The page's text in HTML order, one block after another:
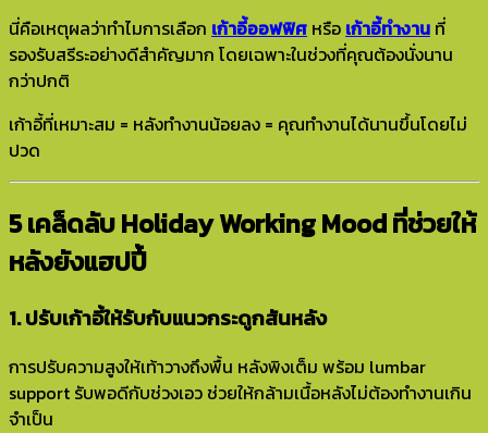
นี่คือเหตุผลว่าทำไมการเลือก เก้าอี้ออฟฟิศ หรือ เก้าอี้ทำงาน ที่
รองรับสรีระอย่างดีสำคัญมาก โดยเฉพาะในช่วงที่คุณต้องนั่งนาน
กว่าปกติ
เก้าอี้ที่เหมาะสม = หลังทำงานน้อยลง = คุณทำงานได้นานขึ้นโดยไม่
ปวด
5 เคล็ดลับ Holiday Working Mood ที่ช่วยให้
หลังยังแฮปปี้
1. ปรับเก้าอี้ให้รับกับแนวกระดูกสันหลัง
การปรับความสูงให้เท้าวางถึงพื้น หลังพิงเต็ม พร้อม lumbar
support รับพอดีกับช่วงเอว ช่วยให้กล้ามเนื้อหลังไม่ต้องทำงานเกิน
จำเป็น